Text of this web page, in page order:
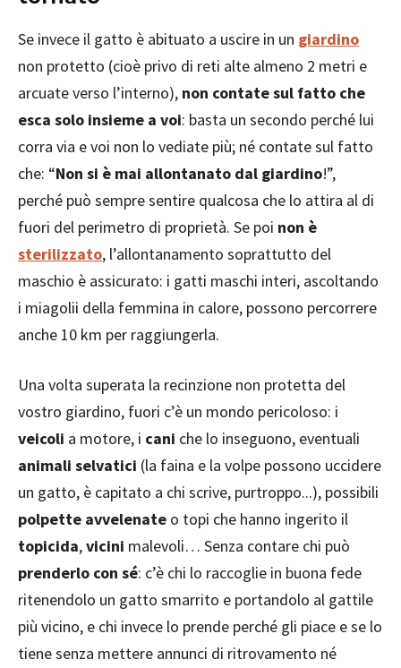
Se invece il gatto è abituato a uscire in un giardino
non protetto (cioè privo di reti alte almeno 2 metri e
arcuate verso l’interno), non contate sul fatto che
esca solo insieme a voi: basta un secondo perché lui
corra via e voi non lo vediate più; né contate sul fatto
che: “Non si è mai allontanato dal giardino!”,
perché può sempre sentire qualcosa che lo attira al di
fuori del perimetro di proprietà. Se poi non è
sterilizzato, l’allontanamento soprattutto del
maschio è assicurato: i gatti maschi interi, ascoltando
i miagolii della femmina in calore, possono percorrere
anche 10 km per raggiungerla.
Una volta superata la recinzione non protetta del
vostro giardino, fuori c’è un mondo pericoloso: i
veicoli a motore, i cani che lo inseguono, eventuali
animali selvatici (la faina e la volpe possono uccidere
un gatto, è capitato a chi scrive, purtroppo...), possibili
polpette avvelenate o topi che hanno ingerito il
topicida,vicini malevoli… Senza contare chi può
prenderlo con sé: c’è chi lo raccoglie in buona fede
ritenendolo un gatto smarrito e portandolo al gattile
più vicino, e chi invece lo prende perché gli piace e se lo
tiene senza mettere annunci di ritrovamento né